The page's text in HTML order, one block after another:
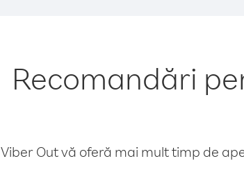
Recomandări
Viber Out vă oferă mai mult timp de